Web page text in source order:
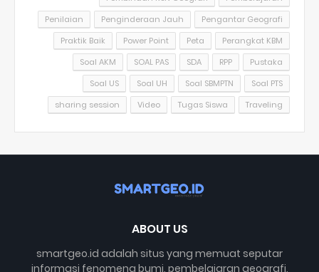
Pengantar Geografi
Penginderaan Jauh
Penilaian
Perangkat KBM
Peta
Power Point
Praktik Baik
Pustaka
RPP
SDA
SOAL PAS
Soal AKM
Soal PTS
Soal SBMPTN
Soal UH
Soal US
Traveling
Tugas Siswa
Video
sharing session
ABOUT US
smartgeo.id adalah situs yang memuat seputar
informasi fenomena bumi, pembelajaran geografi,